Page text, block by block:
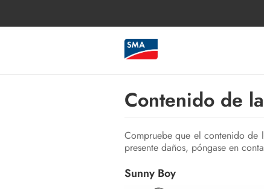
Contenido de
Compruebe que el contenido de
presente daños, póngase en
Sunny Boy